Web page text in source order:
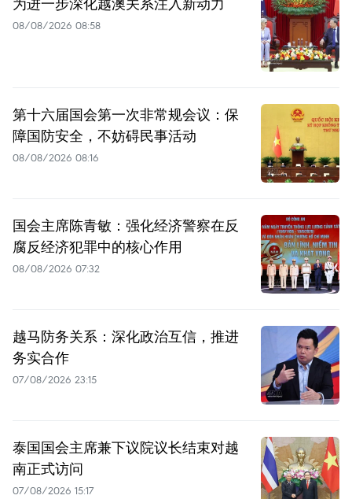
08/08/2026 08:58
第十六届国会第一次非常规会议：保
障国防安全，不妨碍民事活动
08/08/2026 08:16
国会主席陈青敏：强化经济警察在反
腐反经济犯罪中的核心作用
08/08/2026 07:32
越马防务关系：深化政治互信，推进
务实合作
07/08/2026 23:15
泰国国会主席兼下议院议长结束对越
南正式访问
07/08/2026 15:17